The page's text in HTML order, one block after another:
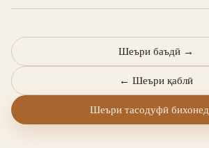
← Шеъри қаблӣ
Шеъри баъдӣ →
Шеъри тасодуфӣ бихонед